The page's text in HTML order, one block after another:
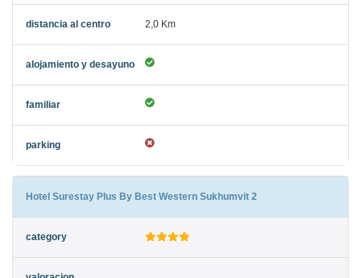
2,0 Km
Hotel Surestay Plus By Best Western Sukhumvit 2